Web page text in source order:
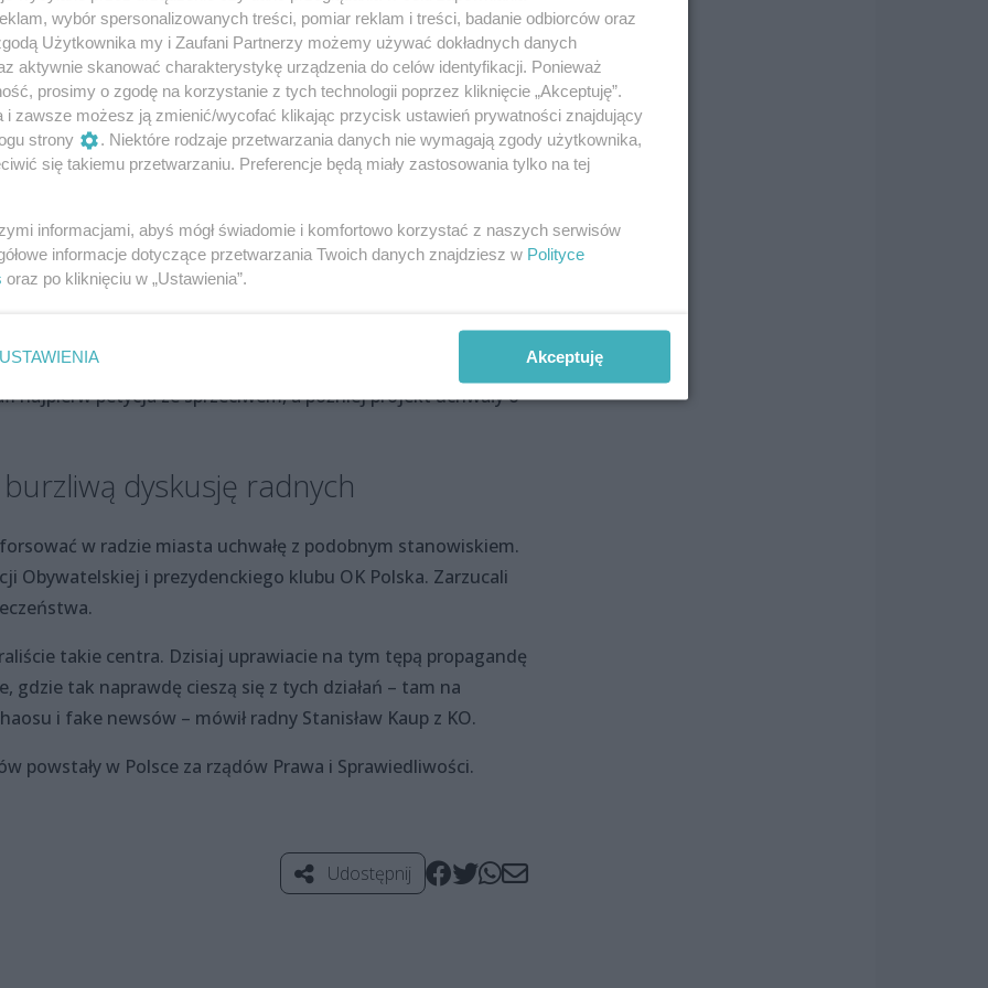
migrantów
ale to nie jest ich inicjatywa. Wyszły z nią mieszkanki
tłumaczy, że po prostu boją się niebezpiecznych
ludzie, dzieci. Nie chcemy, żeby taki CiC powstał obok
więcej migrantów, a słyszeliśmy wszyscy do jakiej zbrodni
że nie będzie żadnych problemów z pozyskaniem ich
najpierw petycja ze sprzeciwem, a później projekt uchwały o
dyskusję radnych
w radzie miasta uchwałę z podobnym stanowiskiem.
Obywatelskiej i prezydenckiego klubu OK Polska. Zarzucali
takie centra. Dzisiaj uprawiacie na tym tępą propagandę
gdzie tak naprawdę cieszą się z tych działań – tam na
i fake newsów – mówił radny Stanisław Kaup z KO.
powstały w Polsce za rządów Prawa i Sprawiedliwości.
Udostępnij
wybór spersonalizowanych treści, pomiar reklam i treści, badanie odbiorców oraz
Użytkownika my i Zaufani Partnerzy możemy używać dokładnych danych
aktywnie skanować charakterystykę urządzenia do celów identyfikacji. Ponieważ
prosimy o zgodę na korzystanie z tych technologii poprzez kliknięcie „Akceptuję”.
i zawsze możesz ją zmienić/wycofać klikając przycisk ustawień prywatności znajdujący
strony
. Niektóre rodzaje przetwarzania danych nie wymagają zgody użytkownika,
się takiemu przetwarzaniu. Preferencje będą miały zastosowania tylko na tej
informacjami, abyś mógł świadomie i komfortowo korzystać z naszych serwisów
informacje dotyczące przetwarzania Twoich danych znajdziesz w Polityce
oraz po kliknięciu w „Ustawienia”.
USTAWIENIA Akceptuję